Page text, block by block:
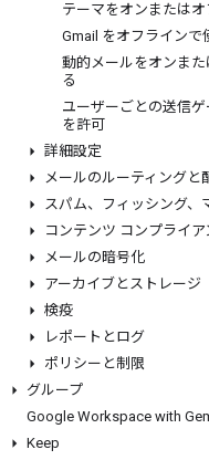
テーマをオンまたはオ
Gmail をオフラインで
動的メールをオンまた
る
ユーザーごとの送信
を許可
詳細設定
メールのルーティングと
スパム、フィッシング、
コンテンツ コンプライア
メールの暗号化
アーカイブとストレージ
検疫
レポートとログ
ポリシーと制限
グループ
Google Workspace with
Keep